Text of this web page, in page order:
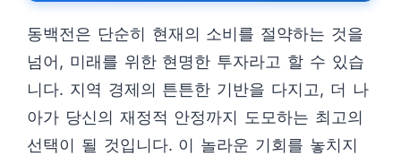
동백전은 단순히 현재의 소비를 절약하는 것을
넘어, 미래를 위한 현명한 투자라고 할 수 있습
니다. 지역 경제의 튼튼한 기반을 다지고, 더 나
아가 당신의 재정적 안정까지 도모하는 최고의
선택이 될 것입니다. 이 놀라운 기회를 놓치지